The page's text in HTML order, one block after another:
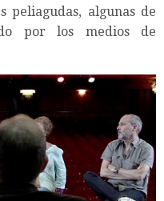
peliagudas, algunas de
por los medios de